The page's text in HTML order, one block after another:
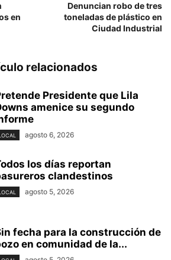
en
Denuncian robo de tres
toneladas de plástico en
Ciudad Industrial
relacionados
Presidente que Lila
amenice su segundo
agosto 6, 2026
los días reportan
clandestinos
agosto 5, 2026
fecha para la construcción de
en comunidad de la...